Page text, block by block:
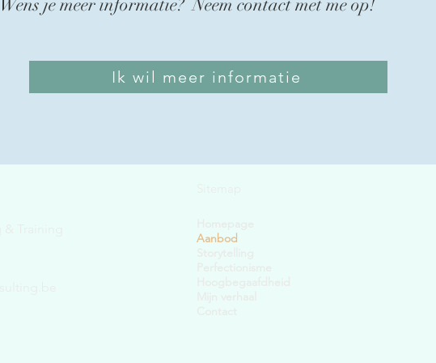
Wens je meer informatie? Neem contact met me op!
Ik wil meer informatie
Aanbod